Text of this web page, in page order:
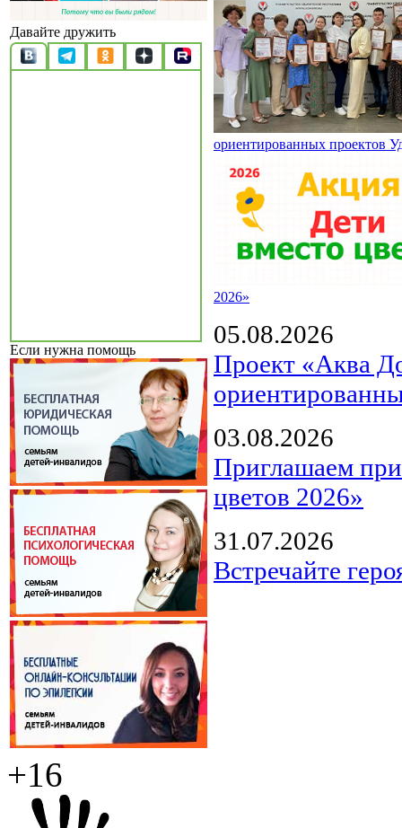
Давайте дружить
Если нужна помощь
ориентированных проектов
2026»
05.08.2026
Проект «Аква
03.08.2026
Приглашаем
цветов 2026»
31.07.2026
Встречайте
+16